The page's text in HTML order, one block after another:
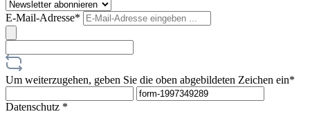
E-Mail-Adresse*
Um weiterzugehen, geben Sie die oben abgebildeten Zeichen ein*
Datenschutz *